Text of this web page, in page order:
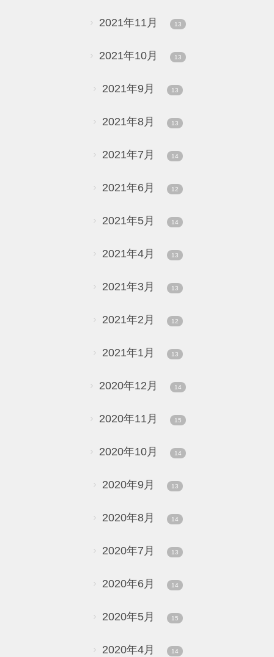
2021年11月 13
2021年10月 13
2021年9月 13
2021年8月 13
2021年7月 14
2021年6月 12
2021年5月 14
2021年4月 13
2021年3月 13
2021年2月 12
2021年1月 13
2020年12月 14
2020年11月 15
2020年10月 14
2020年9月 13
2020年8月 14
2020年7月 13
2020年6月 14
2020年5月 15
2020年4月 14